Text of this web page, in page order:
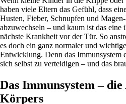
haben viele Eltern das Gefühl, dass
Husten, Fieber, Schnupfen und
abzuwechseln – und kaum ist das eine
nächste Krankheit vor der Tür. So
es doch ein ganz normaler und
Entwicklung. Denn das Immunsystem
sich selbst zu verteidigen – und das
Das Immunsystem –
Körpers